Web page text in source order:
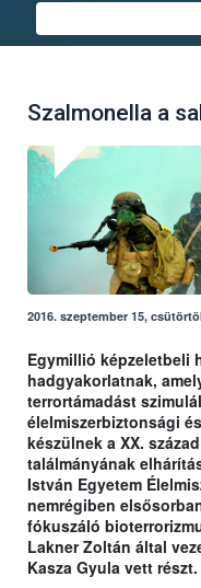
Szalmonella a
2016. szeptember 15,
Egymillió képzeletbeli
hadgyakorlatnak,
terrortámadást
élelmiszerbiztonsági
készülnek a XX.
találmányának
István Egyetem
nemrégiben
fókuszáló
Lakner Zoltán által
Kasza Gyula vett részt.